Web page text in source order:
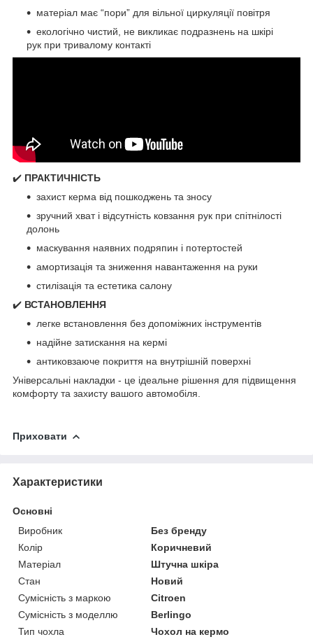
матеріал має “пори” для вільної циркуляції повітря
екологічно чистий, не викликає подразнень на шкірі
рук при тривалому контакті
✔️ ПРАКТИЧНІСТЬ
захист керма від пошкоджень та зносу
зручний хват і відсутність ковзання рук при спітнілості
долонь
маскування наявних подряпин і потертостей
амортизація та зниження навантаження на руки
стилізація та естетика салону
✔️ ВСТАНОВЛЕННЯ
легке встановлення без допоміжних інструментів
надійне затискання на кермі
антиковзаюче покриття на внутрішній поверхні
Універсальні накладки - це ідеальне рішення для підвищення
комфорту та захисту вашого автомобіля.
Приховати
Характеристики
Основні
Виробник
Без бренду
Колір
Коричневий
Матеріал
Штучна шкіра
Стан
Новий
Сумісність з маркою
Citroen
Сумісність з моделлю
Berlingo
Тип чохла
Чохол на кермо